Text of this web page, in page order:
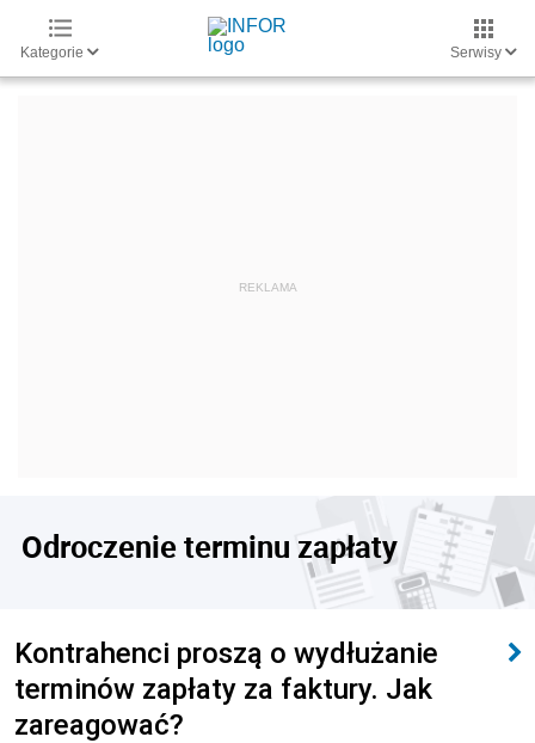
Kategorie Serwisy
Odroczenie terminu zapłaty
Kontrahenci proszą o wydłużanie
terminów zapłaty za faktury. Jak
zareagować?